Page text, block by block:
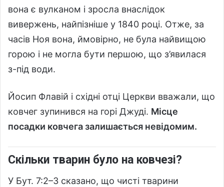
вона є вулканом і зросла внаслідок
вивержень, найпізніше у 1840 році. Отже, за
часів Ноя вона, ймовірно, не була найвищою
горою і не могла бути першою, що з’явилася
з-під води.
Йосип Флавій і східні отці Церкви вважали, що
ковчег зупинився на горі Джуді. Місце
посадки ковчега залишається невідомим.
Скільки тварин було на ковчезі?
У Бут. 7:2–3 сказано, що чисті тварини